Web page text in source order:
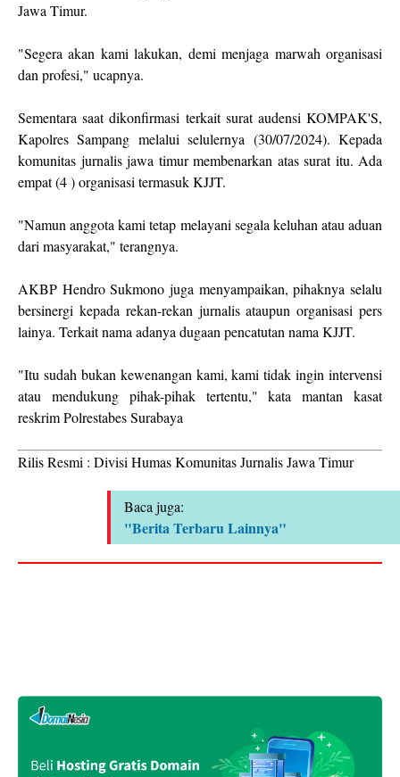
Jawa Timur.
"Segera akan kami lakukan, demi menjaga marwah organisasi
dan profesi," ucapnya.
Sementara saat dikonfirmasi terkait surat audensi KOMPAK'S,
Kapolres Sampang melalui selulernya (30/07/2024). Kepada
komunitas jurnalis jawa timur membenarkan atas surat itu. Ada
empat (4 ) organisasi termasuk KJJT.
"Namun anggota kami tetap melayani segala keluhan atau aduan
dari masyarakat," terangnya.
AKBP Hendro Sukmono juga menyampaikan, pihaknya selalu
bersinergi kepada rekan-rekan jurnalis ataupun organisasi pers
lainya. Terkait nama adanya dugaan pencatutan nama KJJT.
"Itu sudah bukan kewenangan kami, kami tidak ingin intervensi
atau mendukung pihak-pihak tertentu," kata mantan kasat
reskrim Polrestabes Surabaya
Rilis Resmi : Divisi Humas Komunitas Jurnalis Jawa Timur
Baca juga:
"Berita Terbaru Lainnya"